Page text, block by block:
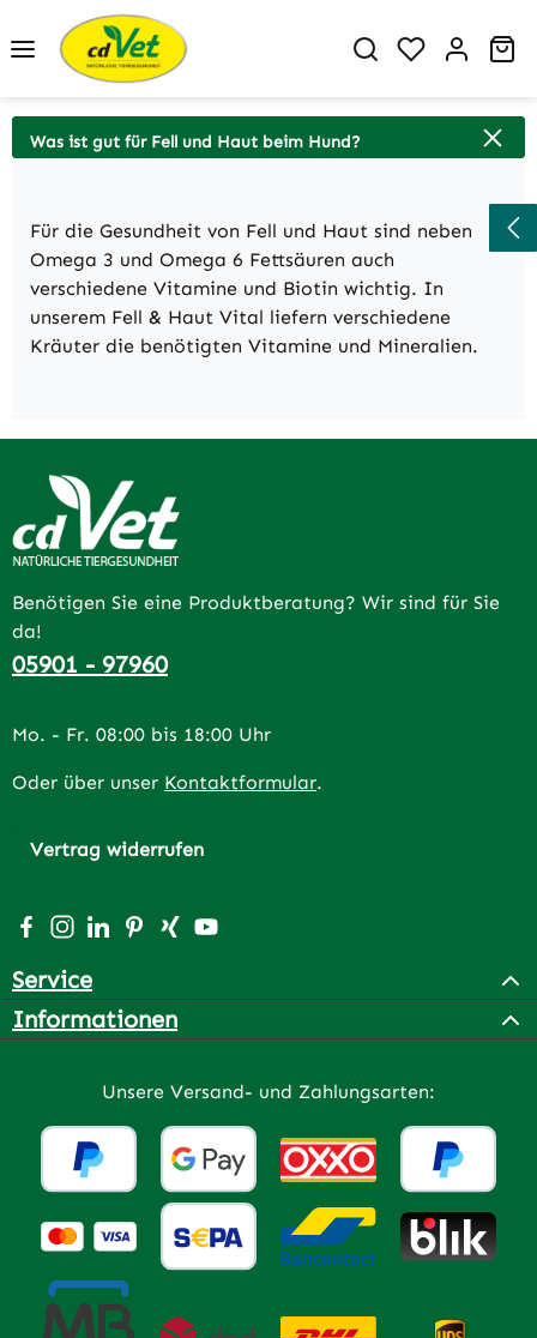
Zum Hauptinhalt springen
Du hast 0
Was ist gut für Fell und Haut beim Hund?
Für die Gesundheit von Fell und Haut sind neben
Omega 3 und Omega 6 Fettsäuren auch
verschiedene Vitamine und Biotin wichtig. In
unserem Fell & Haut Vital liefern verschiedene
Kräuter die benötigten Vitamine und Mineralien.
Benötigen Sie eine Produktberatung? Wir sind für Sie
da!
05901 - 97960
Mo. - Fr. 08:00 bis 18:00 Uhr
Oder über unser Kontaktformular.
Vertrag widerrufen
Besuche uns auf Facebook – öffnet in neuem Tab
Schau auf Instagram vorbei – öffnet in neuem Tab
Vernetze dich mit uns auf LinkedIn – öffnet in
Lass dich auf Pinterest inspirieren – öffnet
Vernetze dich mit uns auf Xing – öffnet
Sieh dir unsere Videos auf YouTube
Service
Informationen
Unsere Versand- und Zahlungsarten: